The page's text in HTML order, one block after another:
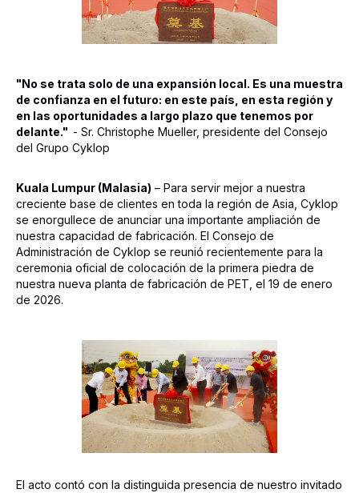
"No se trata solo de una expansión local. Es una muestra
de confianza en el futuro: en este país, en esta región y
en las oportunidades a largo plazo que tenemos por
delante." - Sr. Christophe Mueller, presidente del Consejo
del Grupo Cyklop
Kuala Lumpur (Malasia) – Para servir mejor a nuestra
creciente base de clientes en toda la región de Asia, Cyklop
se enorgullece de anunciar una importante ampliación de
nuestra capacidad de fabricación. El Consejo de
Administración de Cyklop se reunió recientemente para la
ceremonia oficial de colocación de la primera piedra de
nuestra nueva planta de fabricación de PET, el 19 de enero
de 2026.
El acto contó con la distinguida presencia de nuestro invitado